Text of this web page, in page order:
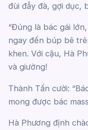
đùi đẫy đà, gợi dục,
“Đúng là bác gái
ngay đến búp bê
khen. Với cậu, Hà
và giường!
Thành Tấn cười:
mong được bác
Hà Phương định